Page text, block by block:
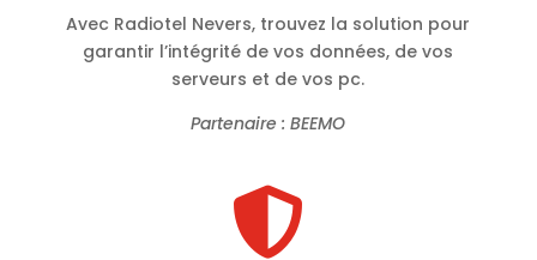
Avec Radiotel Nevers, trouvez la solution pour
garantir l’intégrité de vos données, de vos
serveurs et de vos pc.
Partenaire : BEEMO
